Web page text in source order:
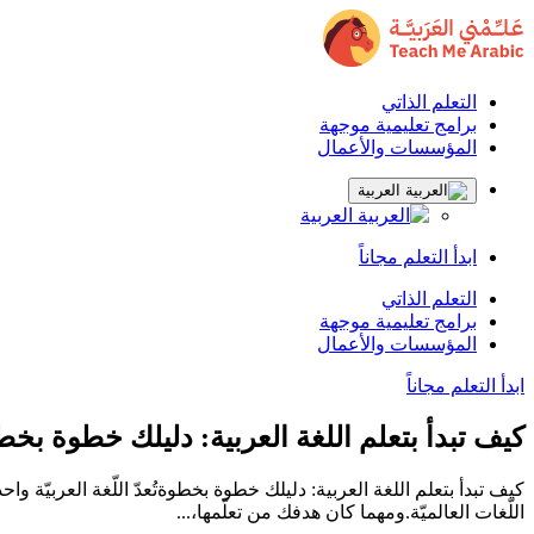
التعلم الذاتي
برامج تعليمية موجهة
المؤسسات والأعمال
العربية
العربية
ابدأ التعلم مجاناً
التعلم الذاتي
برامج تعليمية موجهة
المؤسسات والأعمال
ابدأ التعلم مجاناً
كيف تبدأ بتعلم اللغة العربية: دليلك خطوة
اللّغات العالميّة.ومهما كان هدفك من تعلّمها،...